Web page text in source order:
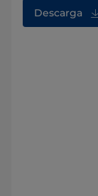
Descarga